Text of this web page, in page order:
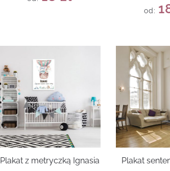
od:
Plakat z metryczką Ignasia Plakat